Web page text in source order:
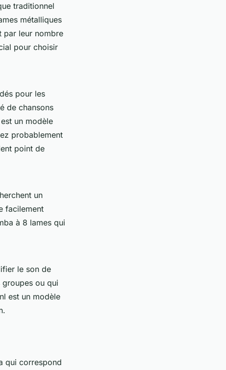
traditionnel
métalliques
par leur nombre
pour choisir
pour les
de chansons
est un modèle
probablement
point de
un
facilement
à 8 lames qui
le son de
groupes ou qui
est un modèle
qui correspond